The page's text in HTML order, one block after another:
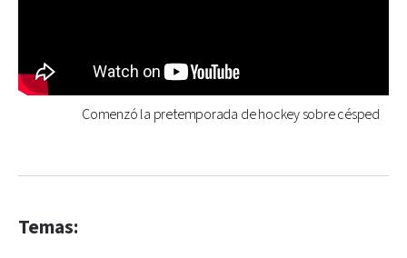
Comenzó la pretemporada de hockey sobre césped
Temas: